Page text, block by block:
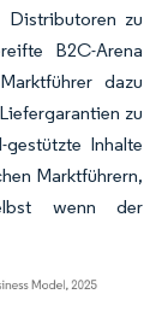
Distributoren zu
B2C-Arena
dazu
zu
Inhalte
Marktführern,
wenn der